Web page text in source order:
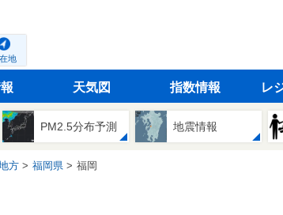
地
天気図 指数情報 レ
PM2.5分布予測 地震情報
方 福岡県 福岡